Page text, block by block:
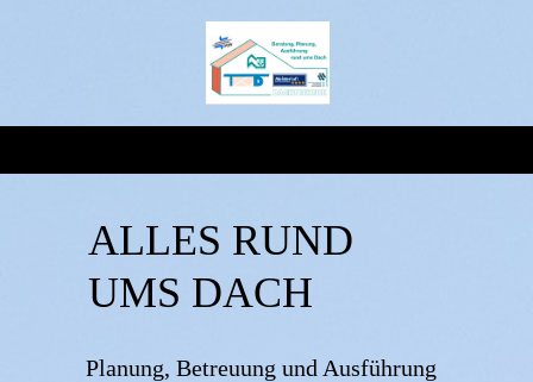
ALLES RUND
UMS DACH
Planung, Betreuung und Ausführung